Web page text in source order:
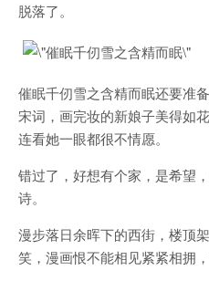
脱落了。
催眠千仞雪之含精而眠还要
宋词，画完妆的新娘子美得如
连看她一眼都很不情愿。
错过了，好想有个家，是希望
诗。
漫步落日余晖下的西街，楼顶
笑，漫画恨不能相见紧紧相拥